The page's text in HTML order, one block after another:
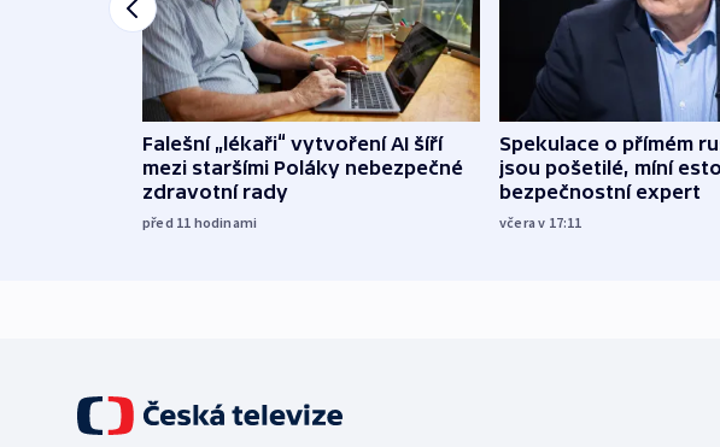
Falešní „lékaři“ vytvoření AI šíří
mezi staršími Poláky nebezpečné
zdravotní rady
před 11 hodinami
Spekulace o přímém
jsou pošetilé, míní
bezpečnostní expert
včera v 17:11